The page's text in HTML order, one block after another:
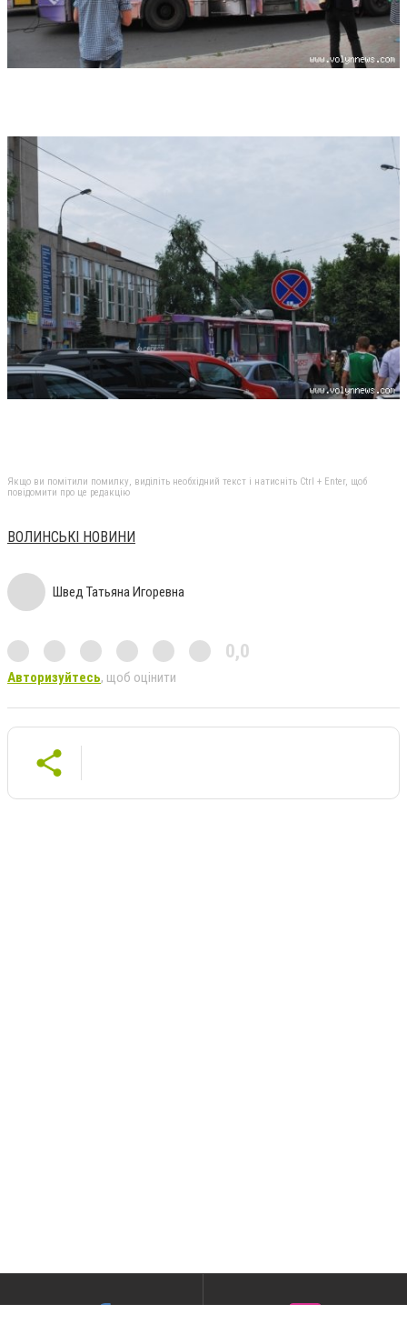
Якщо ви помітили помилку, виділіть необхідний текст і натисніть Ctrl + Enter, щоб
повідомити про це редакцію
ВОЛИНСЬКІ НОВИНИ
Швед Татьяна Игоревна
0,0
Авторизуйтесь, щоб оцінити